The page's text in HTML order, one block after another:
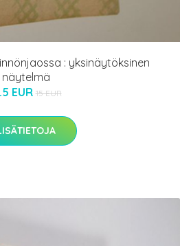
: yksinäytöksinen
näytelmä
EUR 15 EUR